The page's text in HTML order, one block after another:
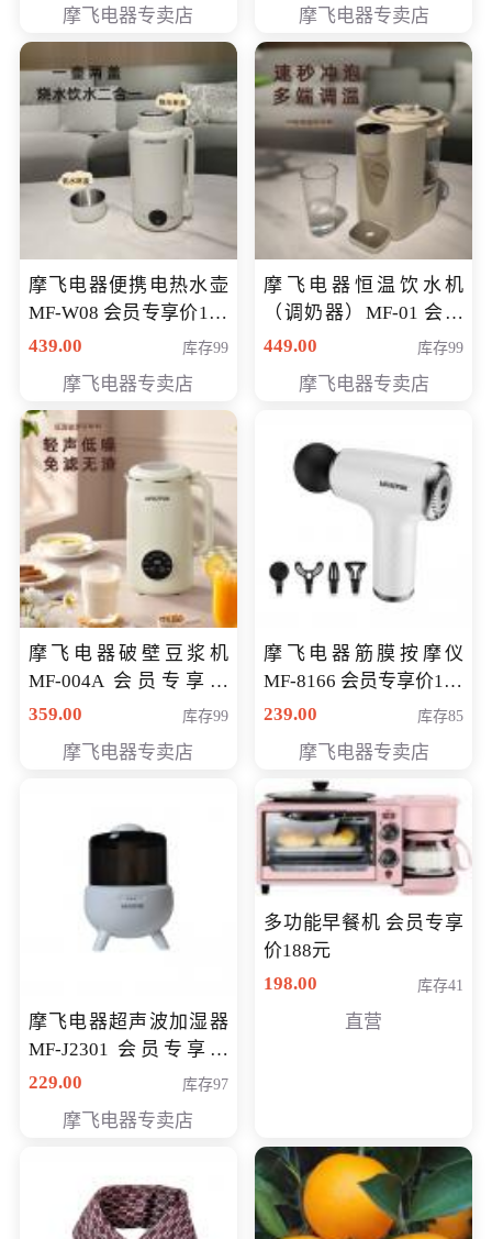
摩飞电器专卖店 摩飞电器专卖店
摩飞电器便携电热水壶
MF-W08 会员专享价198
元
439.00 库存99
摩飞电器专卖店
摩飞电器恒温饮水机
（调奶器）MF-01 会员
专享价366元
449.00 库存99
摩飞电器专卖店
摩飞电器破壁豆浆机
MF-004A 会员专享价
168元
359.00 库存99
摩飞电器专卖店
摩飞电器筋膜按摩仪
MF-8166 会员专享价168
元
239.00 库存85
摩飞电器专卖店
摩飞电器超声波加湿器
MF-J2301 会员专享价
168元
229.00 库存97
摩飞电器专卖店
多功能早餐机 会员专享
价188元
198.00
库存41
直营